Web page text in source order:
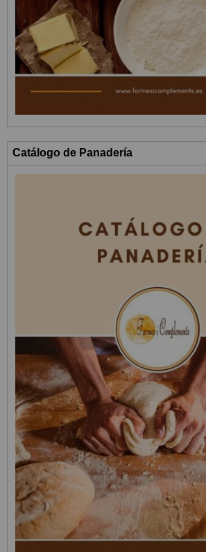
Catálogo de Panadería